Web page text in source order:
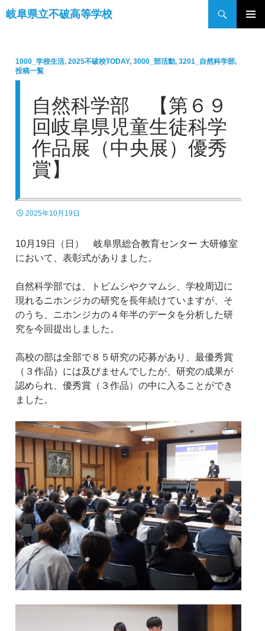
岐阜県立不破高等学校
検
索
1000_学校生活, 2025不破校TODAY, 3000_部活動, 3201_自然科学部,
投稿一覧
自然科学部 【第６９
回岐阜県児童生徒科学
作品展（中央展）優秀
賞】
2025年10月19日
10月19日（日） 岐阜県総合教育センター 大研修室
において、表彰式がありました。
自然科学部では、トビムシやクマムシ、学校周辺に
現れるニホンジカの研究を長年続けていますが、そ
のうち、ニホンジカの４年半のデータを分析した研
究を今回提出しました。
高校の部は全部で８５研究の応募があり、最優秀賞
（３作品）には及びませんでしたが、研究の成果が
認められ、優秀賞（３作品）の中に入ることができ
ました。